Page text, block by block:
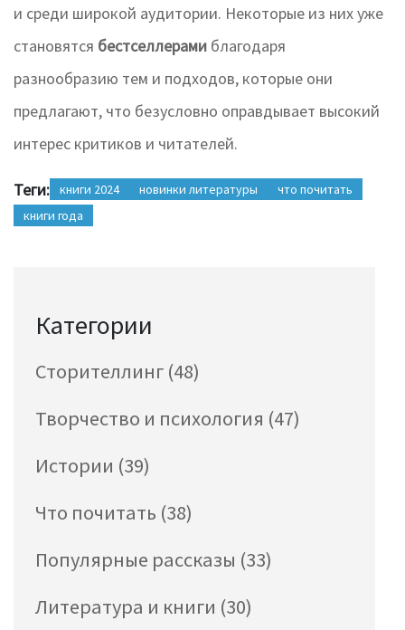
и среди широкой аудитории. Некоторые из них уже
становятся бестселлерами благодаря
разнообразию тем и подходов, которые они
предлагают, что безусловно оправдывает высокий
интерес критиков и читателей.
Теги: книги 2024 новинки литературы
что почитать
книги года
Категории
Сторителлинг (48)
Творчество и психология (47)
Истории (39)
Что почитать (38)
Популярные рассказы (33)
Литература и книги (30)